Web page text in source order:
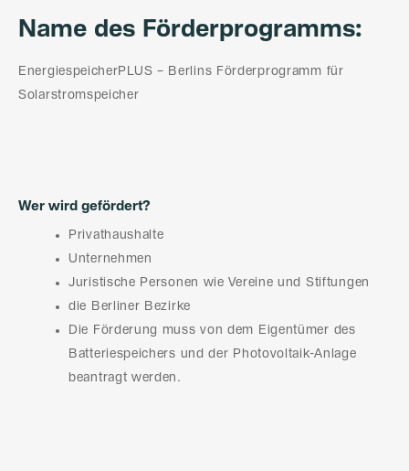
Name des Förderprogramms:
EnergiespeicherPLUS – Berlins Förderprogramm für
Solarstromspeicher
Wer wird gefördert?
Privathaushalte
Unternehmen
Juristische Personen wie Vereine und Stiftungen
die Berliner Bezirke
Die Förderung muss von dem Eigentümer des
Batteriespeichers und der Photovoltaik-Anlage
beantragt werden.